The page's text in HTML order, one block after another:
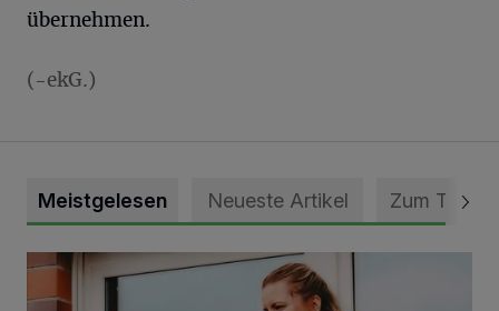
übernehmen.
(-ekG.)
Meistgelesen Neueste Artikel Zum Thema
DRK Grevenbroich feiert Einweihung des neuen Domizils